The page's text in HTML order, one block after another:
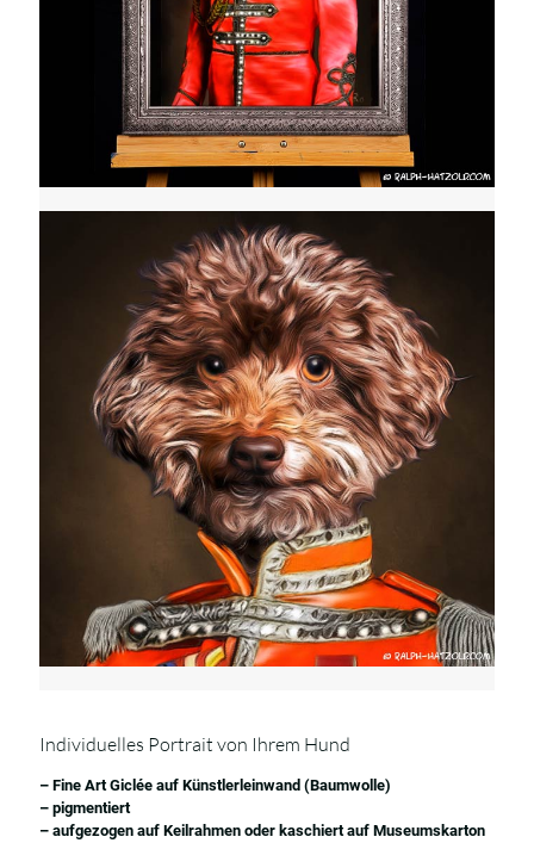
Individuelles Portrait von Ihrem Hund
– Fine Art Giclée auf Künstlerleinwand (Baumwolle)
– pigmentiert
– aufgezogen auf Keilrahmen oder kaschiert auf Museumskarton